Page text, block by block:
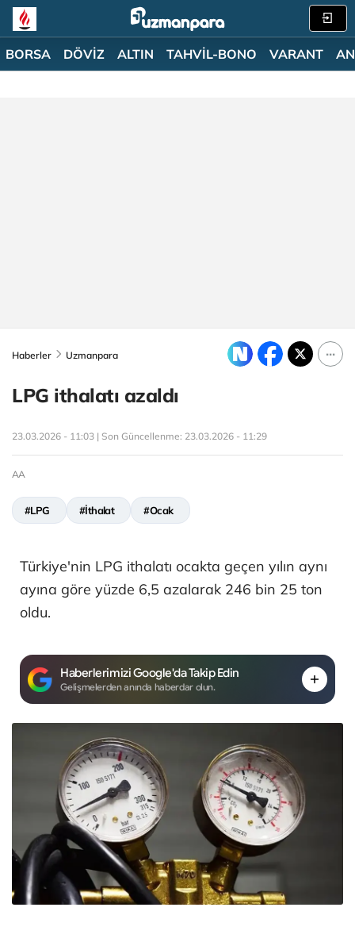
BORSA DÖVİZ ALTIN TAHVİL-BONO VARANT
Haberler Uzmanpara
LPG ithalatı azaldı
23.03.2026 - 11:03 | Son Güncellenme: 23.03.2026 - 11:29
AA
#LPG #İthalat #Ocak
Türkiye'nin LPG ithalatı ocakta geçen yılın aynı
ayına göre yüzde 6,5 azalarak 246 bin 25 ton
oldu.
Haberlerimizi Google'da Takip Edin
Gelişmelerden anında haberdar olun.